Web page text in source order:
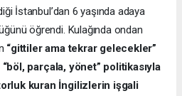
İstanbul’dan 6 yaşında adaya
öğrendi. Kulağında ondan
“gittiler ama tekrar gelecekler”
“böl, parçala, yönet” politikasıyla
kuran İngilizlerin işgali